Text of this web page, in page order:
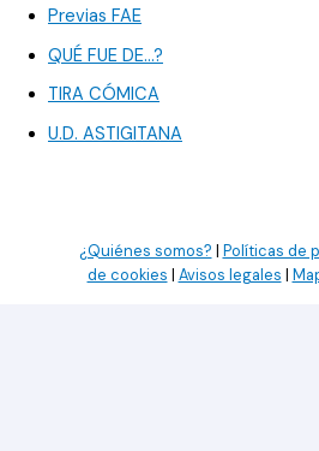
Previas FAE
QUÉ FUE DE…?
TIRA CÓMICA
U.D. ASTIGITANA
¿Quiénes somos? | Políticas de
de cookies | Avisos legales |